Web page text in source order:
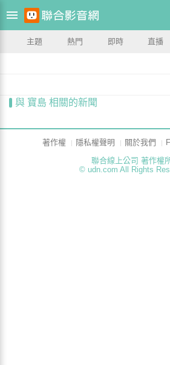
主題 熱門 即時 直播
與 寶島 相關的新聞
著作權 隱私權聲明 關於我們
聯合線上公司 著作權
© udn.com All Rights